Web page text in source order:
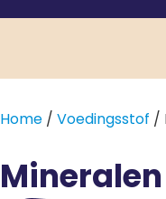
Home / Voedingsstof /
Mineralen